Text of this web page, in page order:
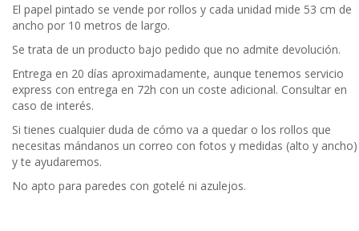
El papel pintado se vende por rollos y cada unidad mide 53 cm de
ancho por 10 metros de largo.
Se trata de un producto bajo pedido que no admite devolución.
Entrega en 20 días aproximadamente, aunque tenemos servicio
express con entrega en 72h con un coste adicional. Consultar en
caso de interés.
Si tienes cualquier duda de cómo va a quedar o los rollos que
necesitas mándanos un correo con fotos y medidas (alto y ancho)
y te ayudaremos.
No apto para paredes con gotelé ni azulejos.